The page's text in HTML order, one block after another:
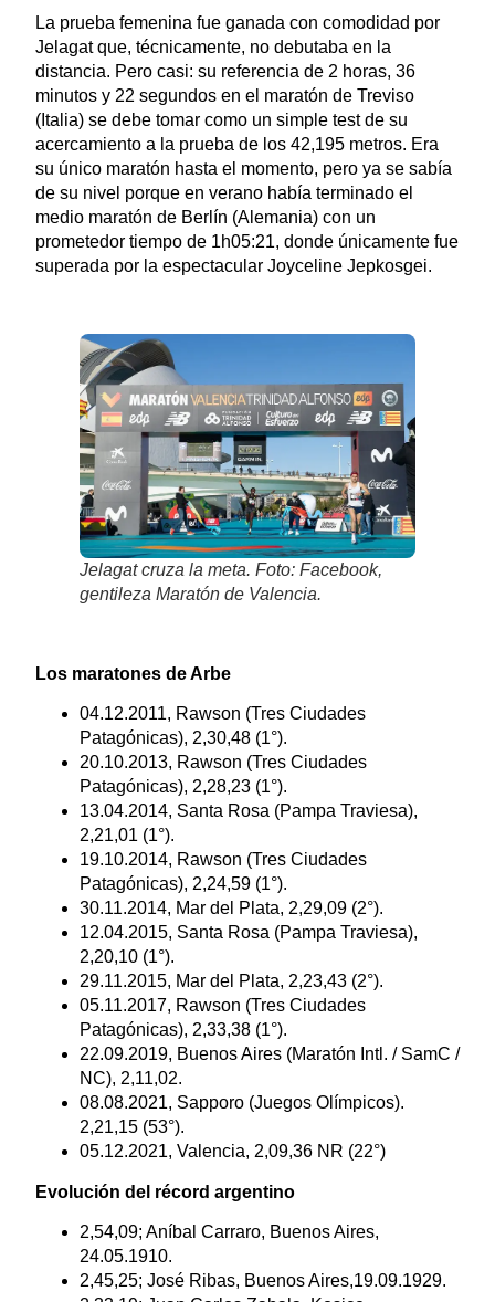
La prueba femenina fue ganada con comodidad por
Jelagat que, técnicamente, no debutaba en la
distancia. Pero casi: su referencia de 2 horas, 36
minutos y 22 segundos en el maratón de Treviso
(Italia) se debe tomar como un simple test de su
acercamiento a la prueba de los 42,195 metros. Era
su único maratón hasta el momento, pero ya se sabía
de su nivel porque en verano había terminado el
medio maratón de Berlín (Alemania) con un
prometedor tiempo de 1h05:21, donde únicamente fue
superada por la espectacular Joyceline Jepkosgei.
Jelagat cruza la meta. Foto: Facebook,
gentileza Maratón de Valencia.
Los maratones de Arbe
04.12.2011, Rawson (Tres Ciudades
Patagónicas), 2,30,48 (1°).
20.10.2013, Rawson (Tres Ciudades
Patagónicas), 2,28,23 (1°).
13.04.2014, Santa Rosa (Pampa Traviesa),
2,21,01 (1°).
19.10.2014, Rawson (Tres Ciudades
Patagónicas), 2,24,59 (1°).
30.11.2014, Mar del Plata, 2,29,09 (2°).
12.04.2015, Santa Rosa (Pampa Traviesa),
2,20,10 (1°).
29.11.2015, Mar del Plata, 2,23,43 (2°).
05.11.2017, Rawson (Tres Ciudades
Patagónicas), 2,33,38 (1°).
22.09.2019, Buenos Aires (Maratón Intl. / SamC /
NC), 2,11,02.
08.08.2021, Sapporo (Juegos Olímpicos).
2,21,15 (53°).
05.12.2021, Valencia, 2,09,36 NR (22°)
Evolución del récord argentino
2,54,09; Aníbal Carraro, Buenos Aires,
24.05.1910.
2,45,25; José Ribas, Buenos Aires,19.09.1929.